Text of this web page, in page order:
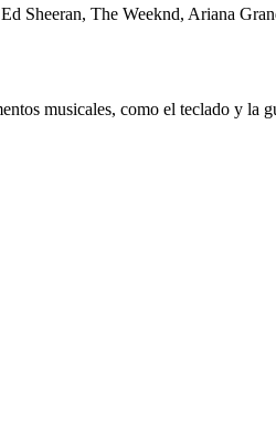
Sheeran, The Weeknd, Ariana
musicales, como el teclado y la